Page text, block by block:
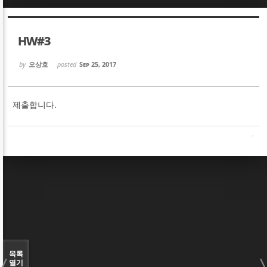
HW#3
by 오상호 posted Sep 25, 2017
제출합니다.
목록
열기
Sketchbook5, 스케치북5
Sketchbook5, 스케치북5
Sketchbook5, 스케치북5
Sketchbook5, 스케치북5